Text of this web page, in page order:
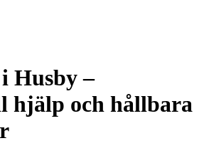
Husby –
hjälp och hållbara